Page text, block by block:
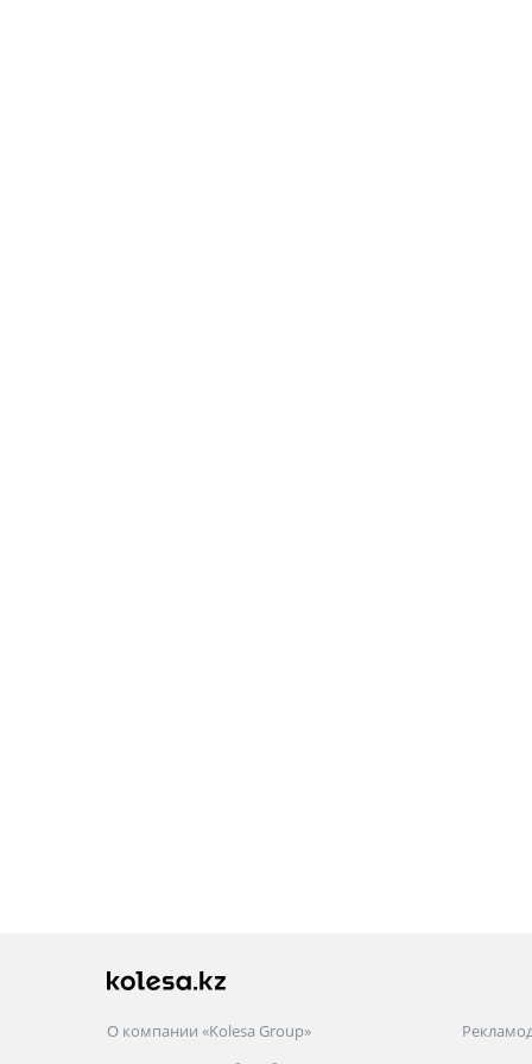
О компании «Kolesa Group»